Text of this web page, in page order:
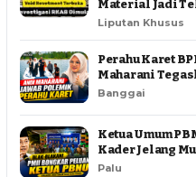
Material Jadi
Liputan Khusus
Perahu Karet
Maharani
Banggai
Ketua Umum
Kader Jelang
Palu